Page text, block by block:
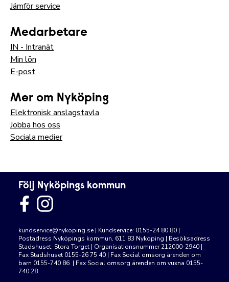
Jämför service
Medarbetare
IN - Intranät
Min lön
E-post
Mer om Nyköping
Elektronisk anslagstavla
Jobba hos oss
Sociala medier
Följ Nyköpings kommun
kundservice@nykoping.se | Kundservice: 0155-24 80 80 |
Postadress Nyköpings kommun, 611 83 Nyköping | Besöksadress
Stadshuset, Stora Torget | Organisationsnummer 212000-2940 |
Fax Stadshuset 0155-26 75 40 | Fax Social omsorg ärenden om
barn 0155-740 86 | Fax Social omsorg ärenden om vuxna 0155-
740 28